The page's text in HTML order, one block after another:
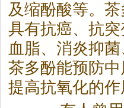
及缩酚酸等。
具有抗癌、抗
血脂、消炎抑
茶多酚能预防
提高抗氧化的作